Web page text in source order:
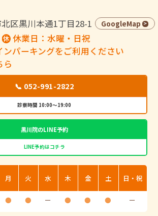
区黒川本通1丁目28-1
GoogleMap
休業日：水曜・日祝
ンパーキングをご利用ください
ら
📞 052-991-2822
診察時間 10:00～19:00
黒川院のLINE予約
LINE予約はコチラ
月 火 水 木 金 土 日・祝
● ● ー ● ● ● ー